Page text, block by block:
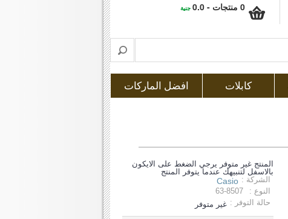
0 منتجات - 0.0 جنية
كابلات افضل الماركات
المنتج غير متوفر يرجي الضغط على الايكون
بالاسفل لتنبيهك عندما يتوفر المنتج
الشركة : Casio
النوع :
63-8507
حالة التوفر : غير متوفر